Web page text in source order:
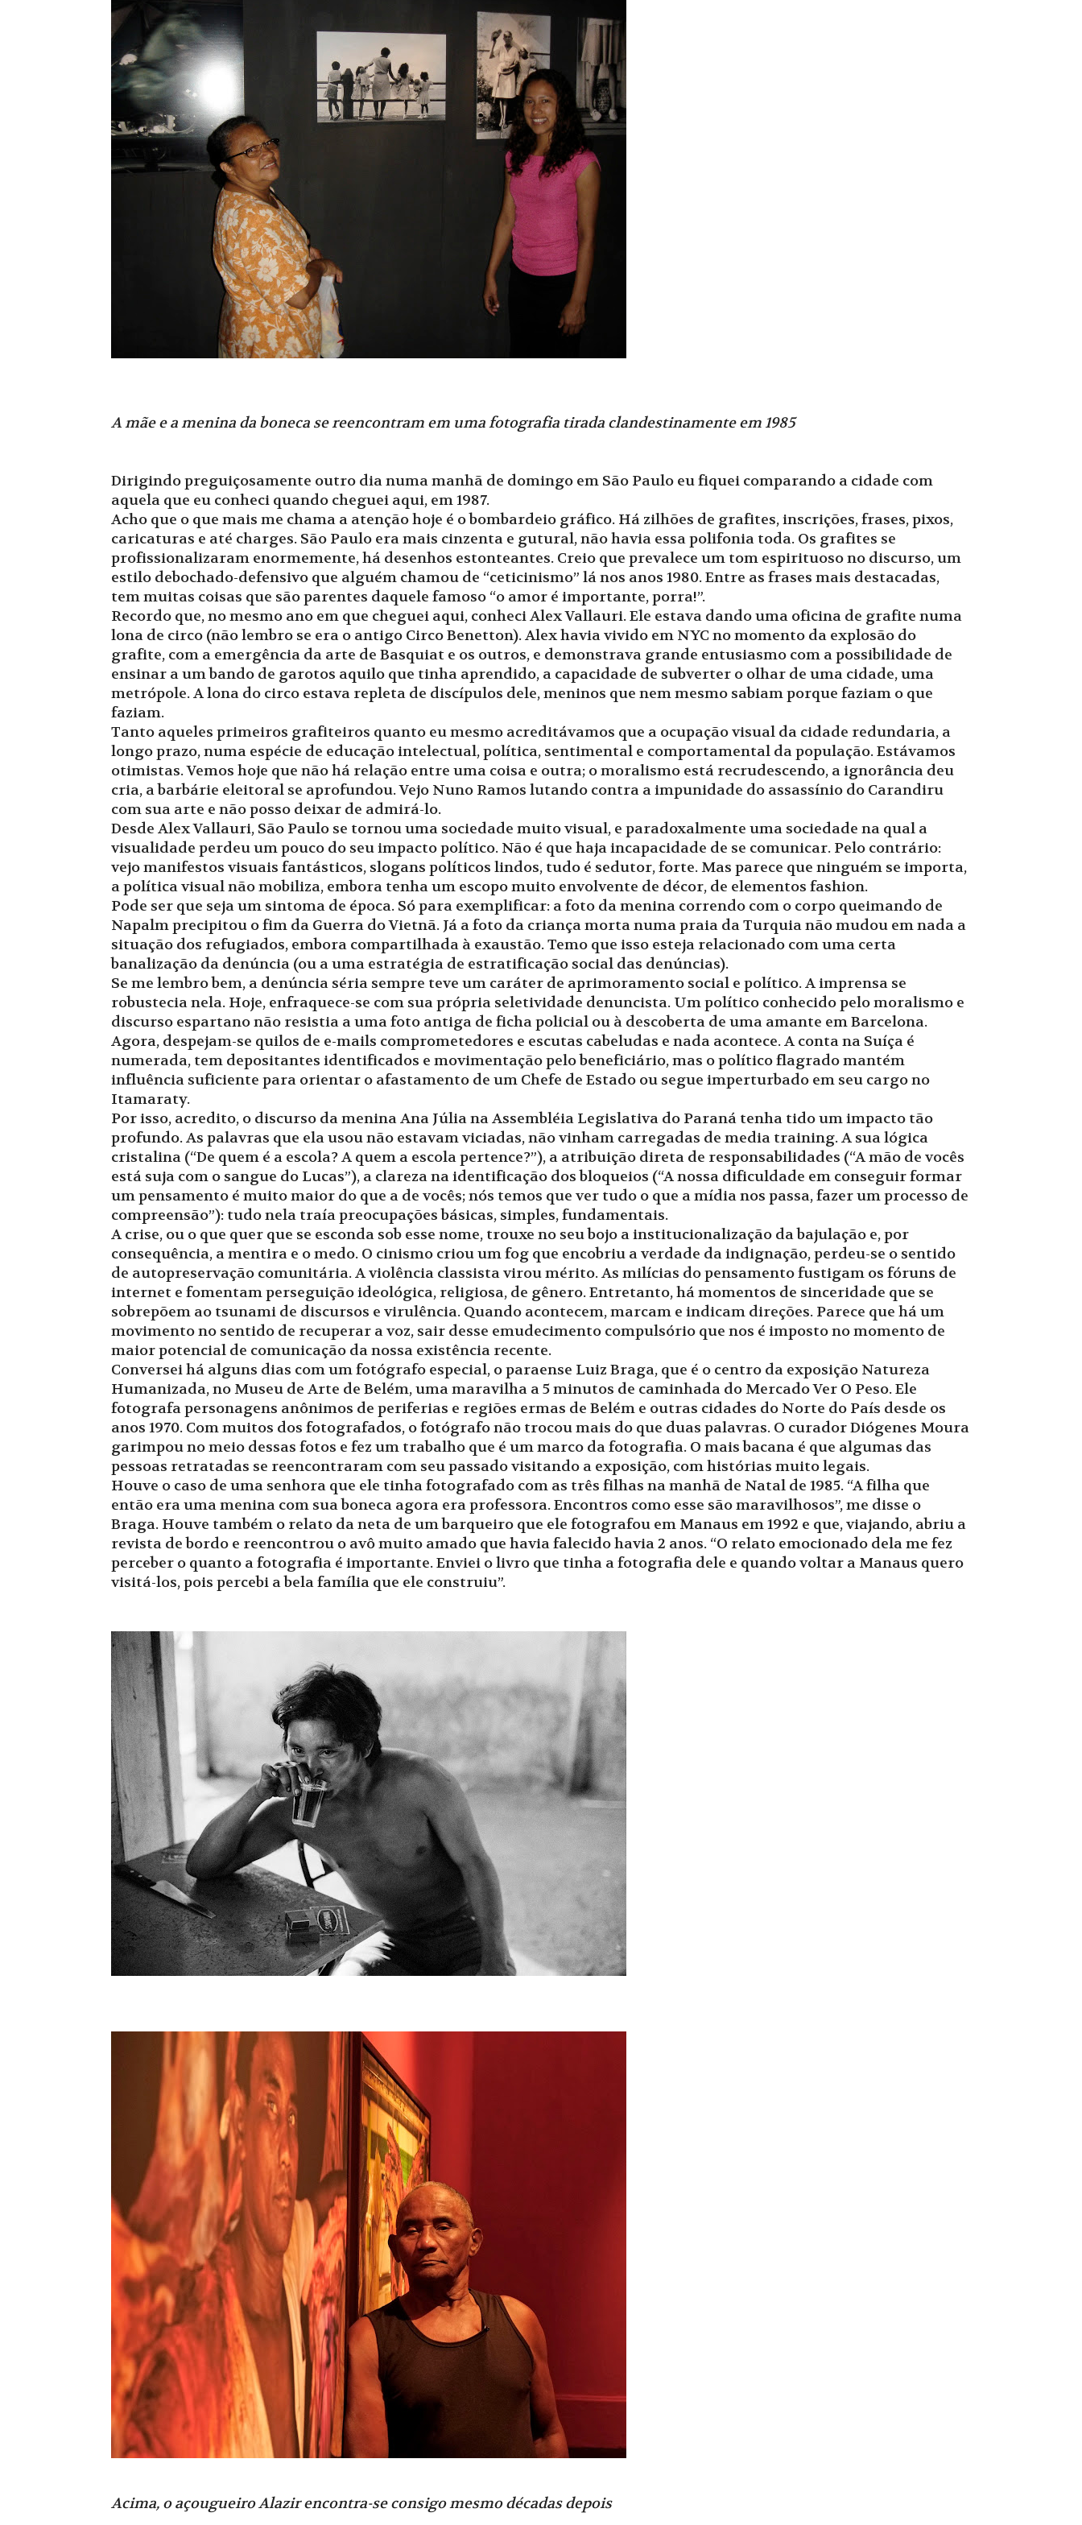
A mãe e a menina da boneca se reencontram em uma fotografia tirada clandestinamente em 1985
Dirigindo preguiçosamente outro dia numa manhã de domingo em São Paulo eu fiquei comparando a cidade com
aquela que eu conheci quando cheguei aqui, em 1987.
Acho que o que mais me chama a atenção hoje é o bombardeio gráfico. Há zilhões de grafites, inscrições, frases, pixos,
caricaturas e até charges. São Paulo era mais cinzenta e gutural, não havia essa polifonia toda. Os grafites se
profissionalizaram enormemente, há desenhos estonteantes. Creio que prevalece um tom espirituoso no discurso, um
estilo debochado-defensivo que alguém chamou de “ceticinismo” lá nos anos 1980. Entre as frases mais destacadas,
tem muitas coisas que são parentes daquele famoso “o amor é importante, porra!”.
Recordo que, no mesmo ano em que cheguei aqui, conheci Alex Vallauri. Ele estava dando uma oficina de grafite numa
lona de circo (não lembro se era o antigo Circo Benetton). Alex havia vivido em NYC no momento da explosão do
grafite, com a emergência da arte de Basquiat e os outros, e demonstrava grande entusiasmo com a possibilidade de
ensinar a um bando de garotos aquilo que tinha aprendido, a capacidade de subverter o olhar de uma cidade, uma
metrópole. A lona do circo estava repleta de discípulos dele, meninos que nem mesmo sabiam porque faziam o que
faziam.
Tanto aqueles primeiros grafiteiros quanto eu mesmo acreditávamos que a ocupação visual da cidade redundaria, a
longo prazo, numa espécie de educação intelectual, política, sentimental e comportamental da população. Estávamos
otimistas. Vemos hoje que não há relação entre uma coisa e outra; o moralismo está recrudescendo, a ignorância deu
cria, a barbárie eleitoral se aprofundou. Vejo Nuno Ramos lutando contra a impunidade do assassínio do Carandiru
com sua arte e não posso deixar de admirá-lo.
Desde Alex Vallauri, São Paulo se tornou uma sociedade muito visual, e paradoxalmente uma sociedade na qual a
visualidade perdeu um pouco do seu impacto político. Não é que haja incapacidade de se comunicar. Pelo contrário:
vejo manifestos visuais fantásticos, slogans políticos lindos, tudo é sedutor, forte. Mas parece que ninguém se importa,
a política visual não mobiliza, embora tenha um escopo muito envolvente de décor, de elementos fashion.
Pode ser que seja um sintoma de época. Só para exemplificar: a foto da menina correndo com o corpo queimando de
Napalm precipitou o fim da Guerra do Vietnã. Já a foto da criança morta numa praia da Turquia não mudou em nada a
situação dos refugiados, embora compartilhada à exaustão. Temo que isso esteja relacionado com uma certa
banalização da denúncia (ou a uma estratégia de estratificação social das denúncias).
Se me lembro bem, a denúncia séria sempre teve um caráter de aprimoramento social e político. A imprensa se
robustecia nela. Hoje, enfraquece-se com sua própria seletividade denuncista. Um político conhecido pelo moralismo e
discurso espartano não resistia a uma foto antiga de ficha policial ou à descoberta de uma amante em Barcelona.
Agora, despejam-se quilos de e-mails comprometedores e escutas cabeludas e nada acontece. A conta na Suíça é
numerada, tem depositantes identificados e movimentação pelo beneficiário, mas o político flagrado mantém
influência suficiente para orientar o afastamento de um Chefe de Estado ou segue imperturbado em seu cargo no
Itamaraty.
Por isso, acredito, o discurso da menina Ana Júlia na Assembléia Legislativa do Paraná tenha tido um impacto tão
profundo. As palavras que ela usou não estavam viciadas, não vinham carregadas de media training. A sua lógica
cristalina (“De quem é a escola? A quem a escola pertence?”), a atribuição direta de responsabilidades (“A mão de vocês
está suja com o sangue do Lucas”), a clareza na identificação dos bloqueios (“A nossa dificuldade em conseguir formar
um pensamento é muito maior do que a de vocês; nós temos que ver tudo o que a mídia nos passa, fazer um processo de
compreensão”): tudo nela traía preocupações básicas, simples, fundamentais.
A crise, ou o que quer que se esconda sob esse nome, trouxe no seu bojo a institucionalização da bajulação e, por
consequência, a mentira e o medo. O cinismo criou um fog que encobriu a verdade da indignação, perdeu-se o sentido
de autopreservação comunitária. A violência classista virou mérito. As milícias do pensamento fustigam os fóruns de
internet e fomentam perseguição ideológica, religiosa, de gênero. Entretanto, há momentos de sinceridade que se
sobrepõem ao tsunami de discursos e virulência. Quando acontecem, marcam e indicam direções. Parece que há um
movimento no sentido de recuperar a voz, sair desse emudecimento compulsório que nos é imposto no momento de
maior potencial de comunicação da nossa existência recente.
Conversei há alguns dias com um fotógrafo especial, o paraense Luiz Braga, que é o centro da exposição Natureza
Humanizada, no Museu de Arte de Belém, uma maravilha a 5 minutos de caminhada do Mercado Ver O Peso. Ele
fotografa personagens anônimos de periferias e regiões ermas de Belém e outras cidades do Norte do País desde os
anos 1970. Com muitos dos fotografados, o fotógrafo não trocou mais do que duas palavras. O curador Diógenes Moura
garimpou no meio dessas fotos e fez um trabalho que é um marco da fotografia. O mais bacana é que algumas das
pessoas retratadas se reencontraram com seu passado visitando a exposição, com histórias muito legais.
Houve o caso de uma senhora que ele tinha fotografado com as três filhas na manhã de Natal de 1985. “A filha que
então era uma menina com sua boneca agora era professora. Encontros como esse são maravilhosos”, me disse o
Braga. Houve também o relato da neta de um barqueiro que ele fotografou em Manaus em 1992 e que, viajando, abriu a
revista de bordo e reencontrou o avô muito amado que havia falecido havia 2 anos. “O relato emocionado dela me fez
perceber o quanto a fotografia é importante. Enviei o livro que tinha a fotografia dele e quando voltar a Manaus quero
visitá-los, pois percebi a bela família que ele construiu”.
Acima, o açougueiro Alazir encontra-se consigo mesmo décadas depois